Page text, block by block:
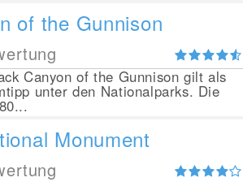
of the Gunnison
Canyon of the Gunnison gilt als
unter den Nationalparks. Die
Monument